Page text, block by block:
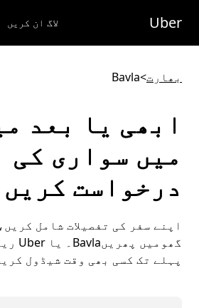
مواد
جائیں
Uber لاگ ان کریں
بھارت>
Bavla
میں سواری کی
درخواست کریں
اپنے سفر کی تفصیلات شامل
پہلے تک کسی بھی وقت شیڈول